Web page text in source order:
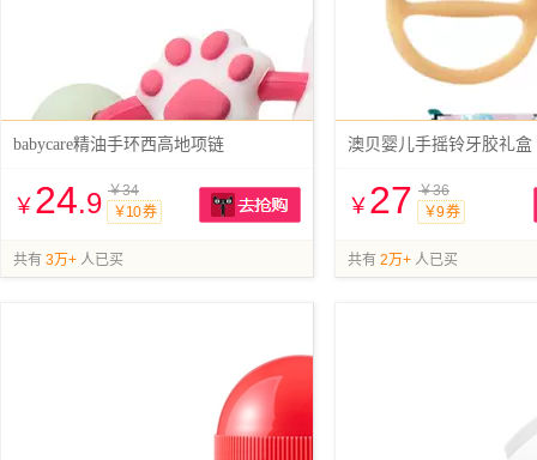
babycare精油手环西高地项链
￥ 24.9 ￥34
￥10 券
共有 3万+ 人已买
澳贝婴儿手摇铃牙胶礼盒
￥ 27 ￥36
￥9 券
共有 2万+ 人已买